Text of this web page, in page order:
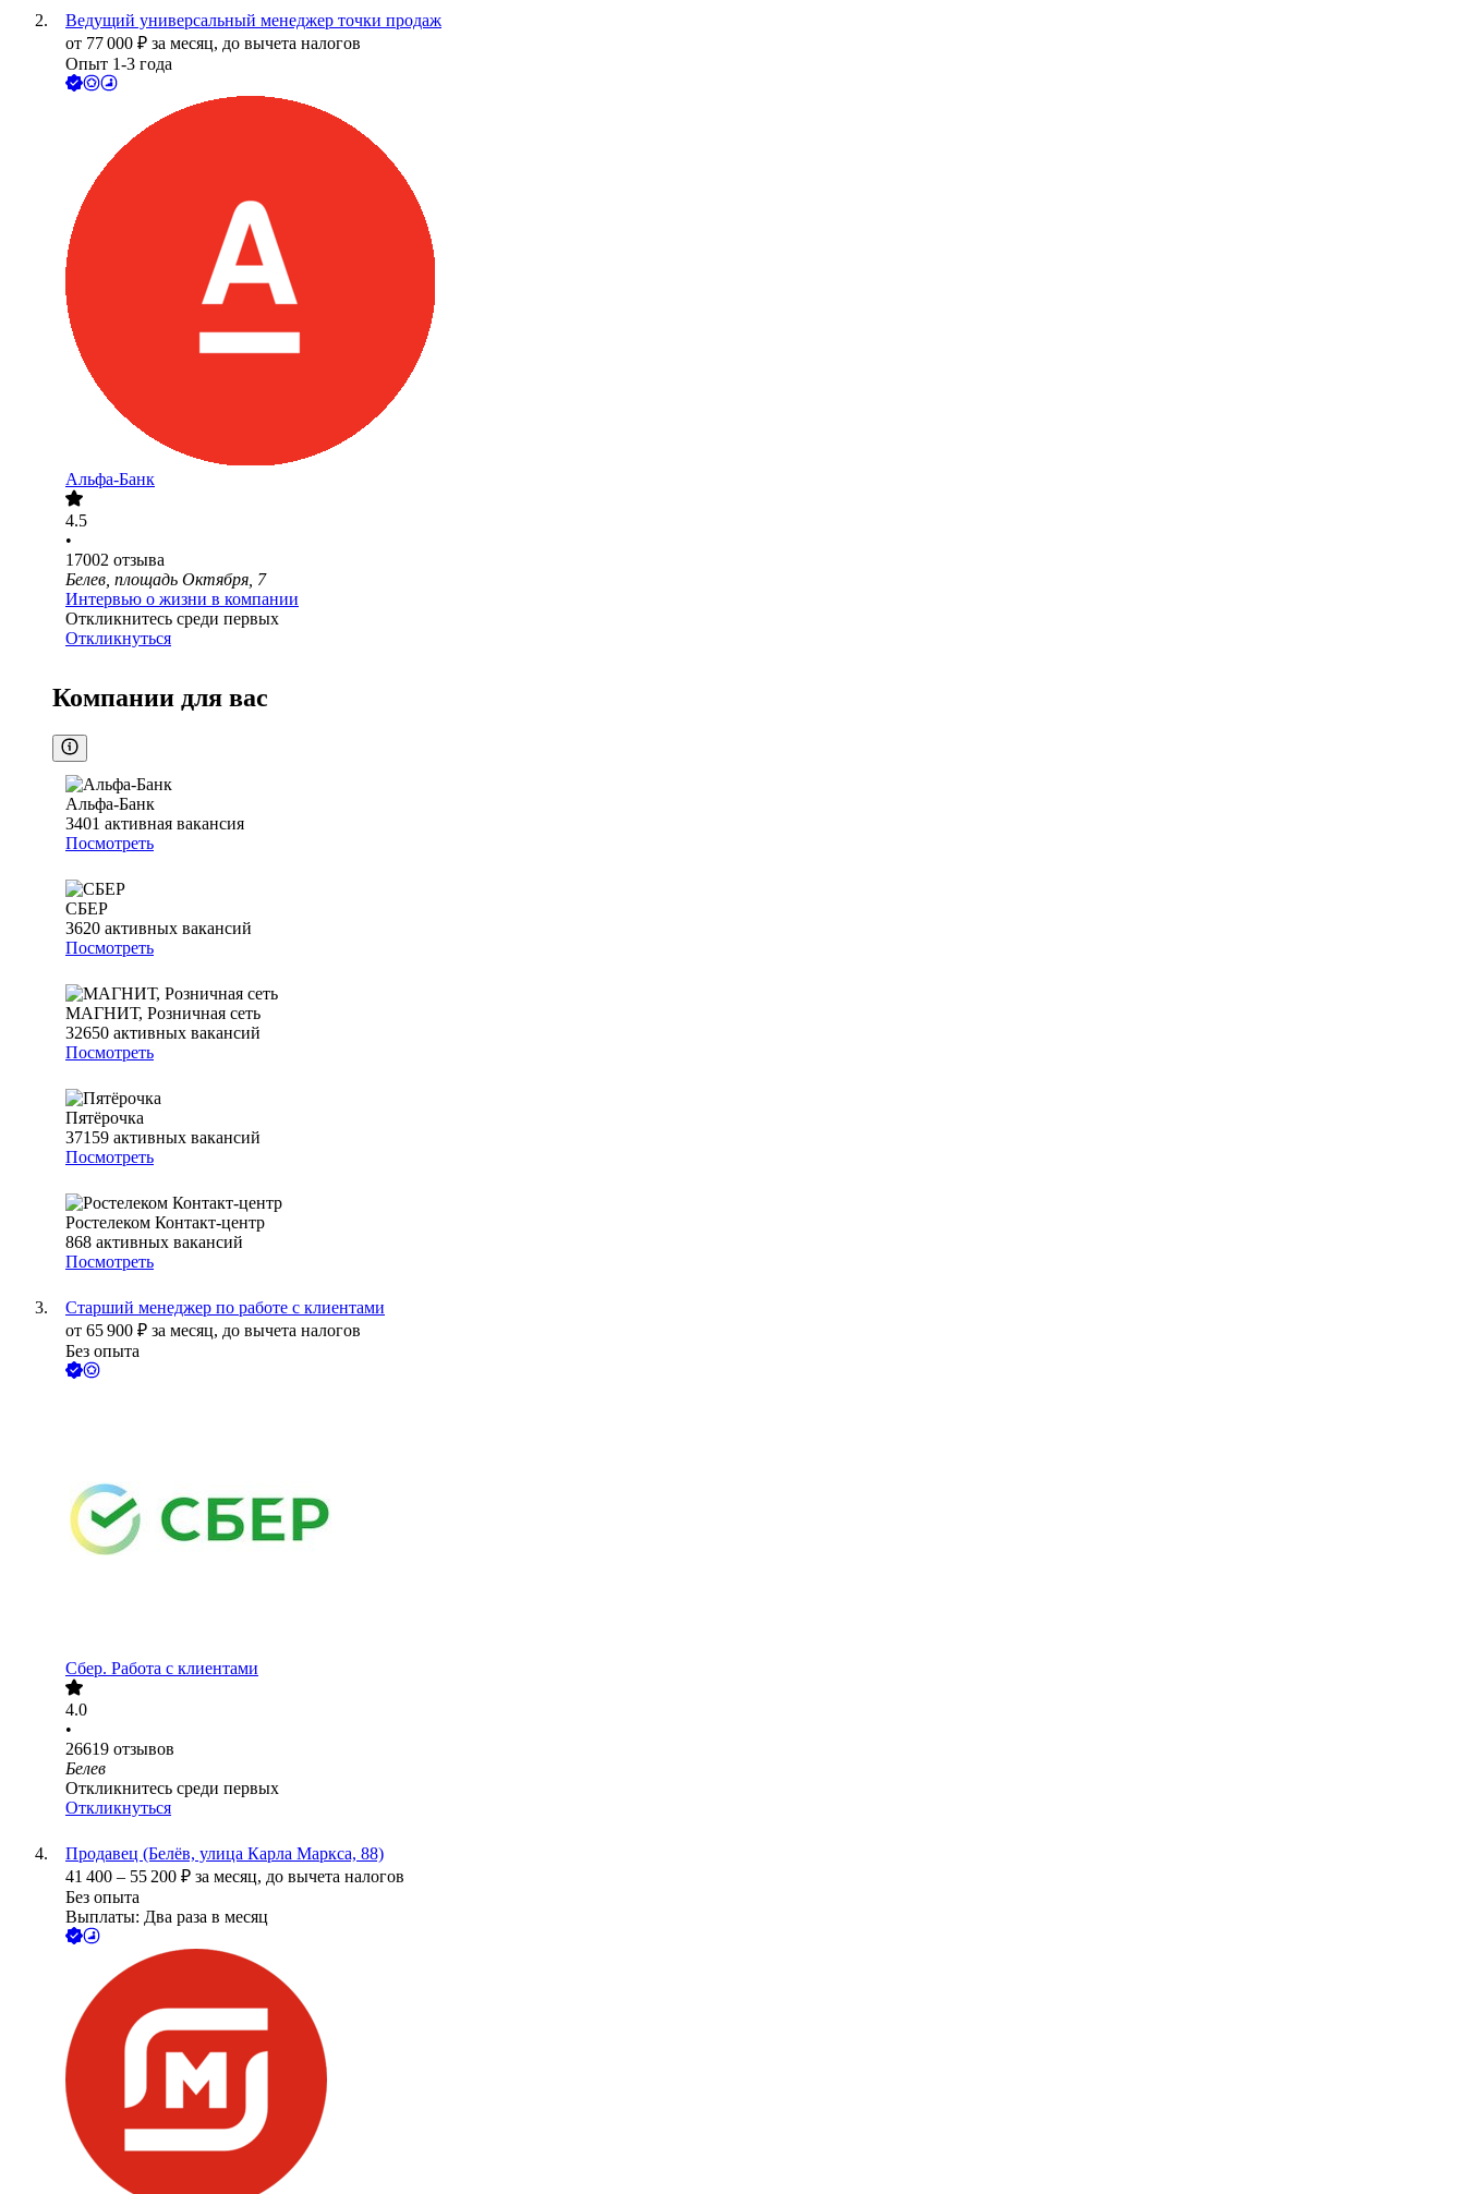
Ведущий универсальный менеджер точки продаж
от 77 000 ₽ за месяц, до вычета налогов
Опыт 1-3 года
Альфа-Банк
4.5
•
17002 отзыва
Белев, площадь Октября, 7
Интервью о жизни в компании
Откликнитесь среди первых
Откликнуться
Компании для вас
Альфа-Банк
3401 активная вакансия
Посмотреть
СБЕР
3620 активных вакансий
Посмотреть
МАГНИТ, Розничная сеть
32650 активных вакансий
Посмотреть
Пятёрочка
37159 активных вакансий
Посмотреть
Ростелеком Контакт-центр
868 активных вакансий
Посмотреть
Старший менеджер по работе с клиентами
от 65 900 ₽ за месяц, до вычета налогов
Без опыта
Сбер. Работа с клиентами
4.0
•
26619 отзывов
Белев
Откликнитесь среди первых
Откликнуться
Продавец (Белёв, улица Карла Маркса, 88)
41 400 – 55 200 ₽ за месяц, до вычета налогов
Без опыта
Выплаты: Два раза в месяц